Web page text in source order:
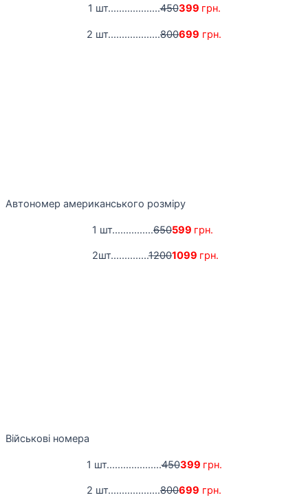
1 шт...................450399 грн.
2 шт...................800699 грн.
Автономер американського розміру
1 шт...............650599 грн.
2шт..............12001099 грн.
Військові номера
1 шт....................450399 грн.
2 шт...................800699 грн.